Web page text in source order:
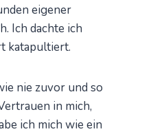
eigener
Ich dachte ich
katapultiert.
nie zuvor und so
in mich,
ich mich wie ein